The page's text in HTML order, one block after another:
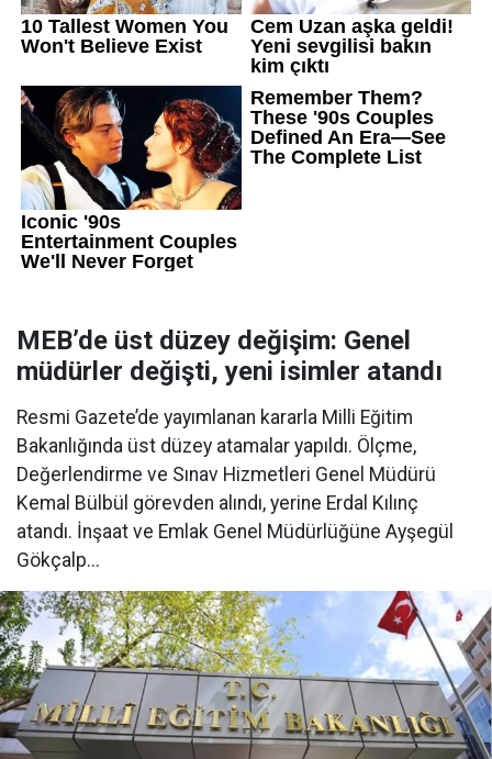
MEB’de üst düzey değişim: Genel
müdürler değişti, yeni isimler atandı
Resmi Gazete’de yayımlanan kararla Milli Eğitim
Bakanlığında üst düzey atamalar yapıldı. Ölçme,
Değerlendirme ve Sınav Hizmetleri Genel Müdürü
Kemal Bülbül görevden alındı, yerine Erdal Kılınç
atandı. İnşaat ve Emlak Genel Müdürlüğüne Ayşegül
Gökçalp...